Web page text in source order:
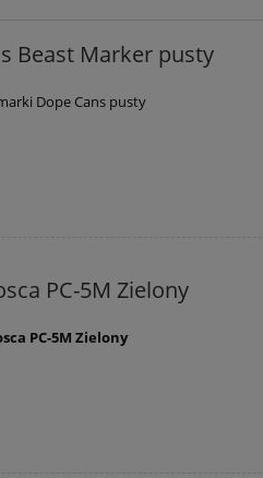
Beast Marker pusty
Dope Cans pusty
PC-5M Zielony
PC-5M Zielony